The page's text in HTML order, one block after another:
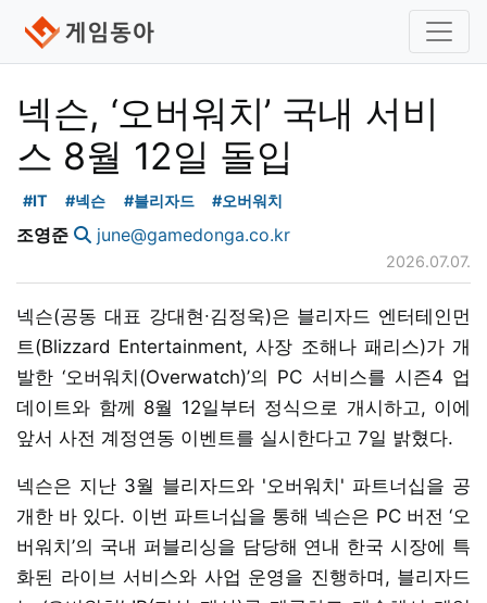
넥슨, ‘오버워치’ 국내 서비
스 8월 12일 돌입
#IT #넥슨 #블리자드 #오버워치
조영준 june@gamedonga.co.kr
2026.07.07.
넥슨(공동 대표 강대현∙김정욱)은 블리자드 엔터테인먼
트(Blizzard Entertainment, 사장 조해나 패리스)가 개
발한 ‘오버워치(Overwatch)’의 PC 서비스를 시즌4 업
데이트와 함께 8월 12일부터 정식으로 개시하고, 이에
앞서 사전 계정연동 이벤트를 실시한다고 7일 밝혔다.
넥슨은 지난 3월 블리자드와 '오버워치' 파트너십을 공
개한 바 있다. 이번 파트너십을 통해 넥슨은 PC 버전 ‘오
버워치’의 국내 퍼블리싱을 담당해 연내 한국 시장에 특
화된 라이브 서비스와 사업 운영을 진행하며, 블리자드